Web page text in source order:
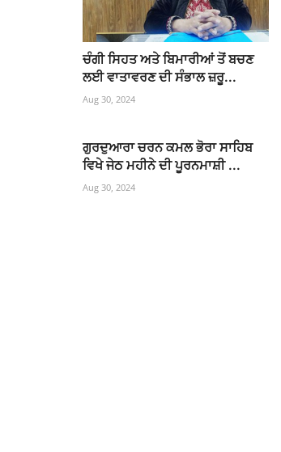
ਚੰਗੀ ਸਿਹਤ ਅਤੇ ਬਿਮਾਰੀਆਂ ਤੋਂ ਬਚਣ
ਲਈ ਵਾਤਾਵਰਣ ਦੀ ਸੰਭਾਲ ਜ਼ਰੂ...
Aug 30, 2024
ਗੁਰਦੁਆਰਾ ਚਰਨ ਕਮਲ ਭੋਰਾ ਸਾਹਿਬ
ਵਿਖੇ ਜੇਠ ਮਹੀਨੇ ਦੀ ਪੂਰਨਮਾਸ਼ੀ ...
Aug 30, 2024